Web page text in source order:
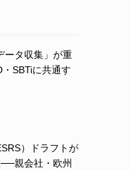
ータ収集」が重
SBTiに共通す
）ドラフトが
親会社・欧州